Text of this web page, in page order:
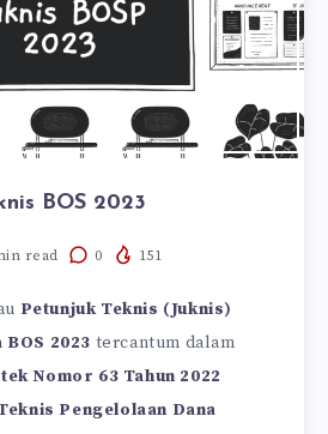
BOS 2023
read 0 151
Petunjuk Teknis (Juknis)
2023 tercantum dalam
Nomor 63 Tahun 2022
Pengelolaan Dana